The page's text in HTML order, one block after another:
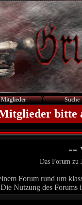
Mitglieder Suche
bitte
--
Das Forum zu
Forum rund um
Nutzung des Forums